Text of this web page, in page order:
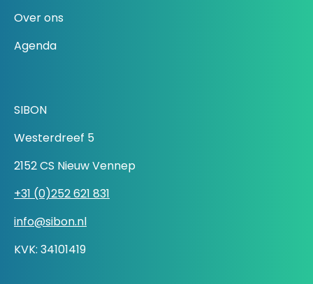
Over ons
Agenda
SIBON
Westerdreef 5
2152 CS Nieuw Vennep
+31 (0)252 621 831
info@sibon.nl
KVK: 34101419